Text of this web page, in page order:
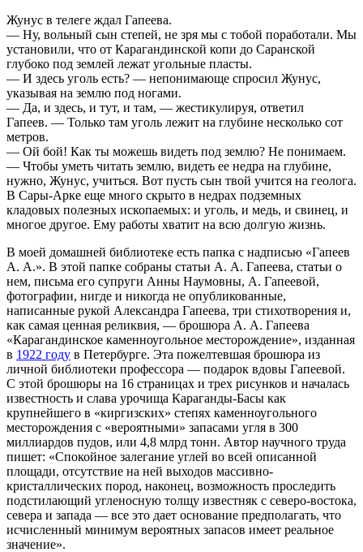
Жунус в телеге ждал Гапеева.
— Ну, вольный сын степей, не зря мы с тобой поработали. Мы
установили, что от Карагандинской копи до Саранской
глубоко под землей лежат угольные пласты.
— И здесь уголь есть? — непонимающе спросил Жунус,
указывая на землю под ногами.
— Да, и здесь, и тут, и там, — жестикулируя, ответил
Гапеев. — Только там уголь лежит на глубине несколько сот
метров.
— Ой бой! Как ты можешь видеть под землю? Не понимаем.
— Чтобы уметь читать землю, видеть ее недра на глубине,
нужно, Жунус, учиться. Вот пусть сын твой учится на геолога.
В Сары-Арке еще много скрыто в недрах подземных
кладовых полезных ископаемых: и уголь, и медь, и свинец, и
многое другое. Ему работы хватит на всю долгую жизнь.
В моей домашней библиотеке есть папка с надписью «Гапеев
А. А.». В этой папке собраны статьи А. А. Гапеева, статьи о
нем, письма его супруги Анны Наумовны, А. Гапеевой,
фотографии, нигде и никогда не опубликованные,
написанные рукой Александра Гапеева, три стихотворения и,
как самая ценная реликвия, — брошюра А. А. Гапеева
«Карагандинское каменноугольное месторождение», изданная
в 1922 году в Петербурге. Эта пожелтевшая брошюра из
личной библиотеки профессора — подарок вдовы Гапеевой.
С этой брошюры на 16 страницах и трех рисунков и началась
известность и слава урочища Караганды-Басы как
крупнейшего в «киргизских» степях каменноугольного
месторождения с «вероятными» запасами угля в 300
миллиардов пудов, или 4,8 млрд тонн. Автор научного труда
пишет: «Спокойное залегание углей во всей описанной
площади, отсутствие на ней выходов массивно-
кристаллических пород, наконец, возможность проследить
подстилающий угленосную толщу известняк с северо-востока,
севера и запада — все это дает основание предполагать, что
исчисленный минимум вероятных запасов имеет реальное
значение».